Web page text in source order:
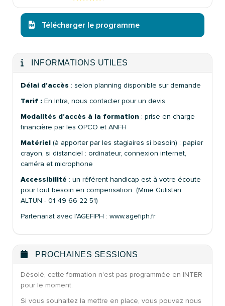
Télécharger le programme
INFORMATIONS UTILES
Délai d'accès : selon planning disponible sur demande
Tarif : En Intra, nous contacter pour un devis
Modalités d'accès à la formation : prise en charge
financière par les OPCO et ANFH
Matériel (à apporter par les stagiaires si besoin) : papier
crayon, si distanciel : ordinateur, connexion internet,
caméra et microphone
Accessibilité : un référent handicap est à votre écoute
pour tout besoin en compensation (Mme Gulistan
ALTUN - 01 49 66 22 51)
Partenariat avec l'AGEFIPH : www.agefiph.fr
PROCHAINES SESSIONS
Désolé, cette formation n'est pas programmée en INTER
pour le moment.
Si vous souhaitez la mettre en place, vous pouvez nous